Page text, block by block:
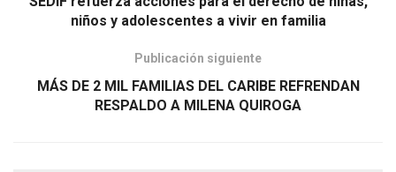
niños y adolescentes a vivir en familia
Publicación siguiente
MÁS DE 2 MIL FAMILIAS DEL CARIBE REFRENDAN
RESPALDO A MILENA QUIROGA